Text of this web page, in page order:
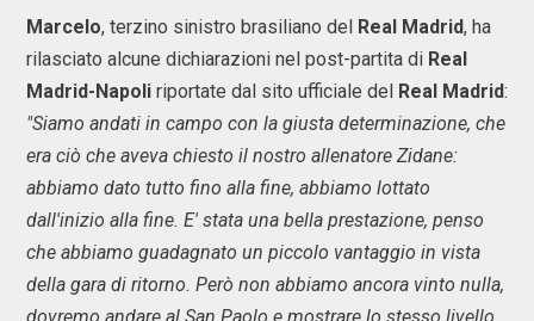
Marcelo, terzino sinistro brasiliano del Real Madrid, ha
rilasciato alcune dichiarazioni nel post-partita di Real
Madrid-Napoli riportate dal sito ufficiale del Real Madrid:
"Siamo andati in campo con la giusta determinazione, che
era ciò che aveva chiesto il nostro allenatore Zidane:
abbiamo dato tutto fino alla fine, abbiamo lottato
dall'inizio alla fine. E' stata una bella prestazione, penso
che abbiamo guadagnato un piccolo vantaggio in vista
della gara di ritorno. Però non abbiamo ancora vinto nulla,